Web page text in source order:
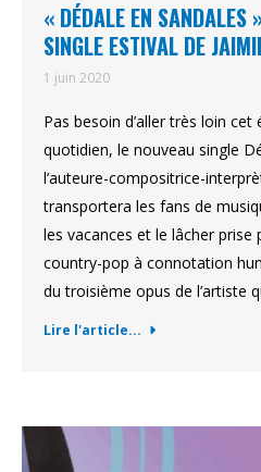
« DÉDALE EN SANDALES
SINGLE ESTIVAL DE
1 juin 2020
Pas besoin d’aller très loin cet
quotidien, le nouveau single
l’auteure-compositrice-
transportera les fans de
les vacances et le lâcher prise
country-pop à connotation
du troisième opus de l’artiste
Lire l'article...